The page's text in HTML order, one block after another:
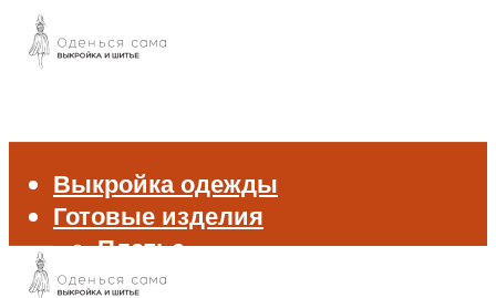
Выкройка одежды
Готовые изделия
Платье
Брюки